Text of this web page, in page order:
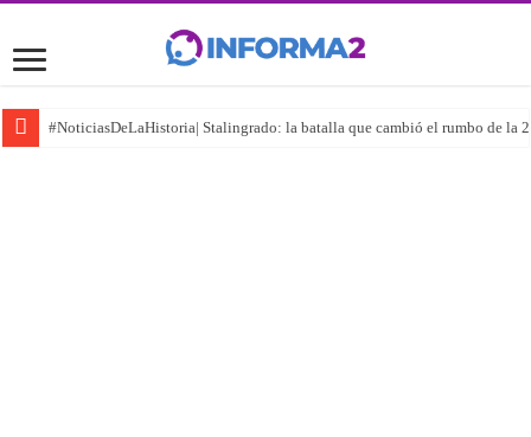
#NoticiasDeLaHistoria| Stalingrado: la batalla que cambió el rumbo de la